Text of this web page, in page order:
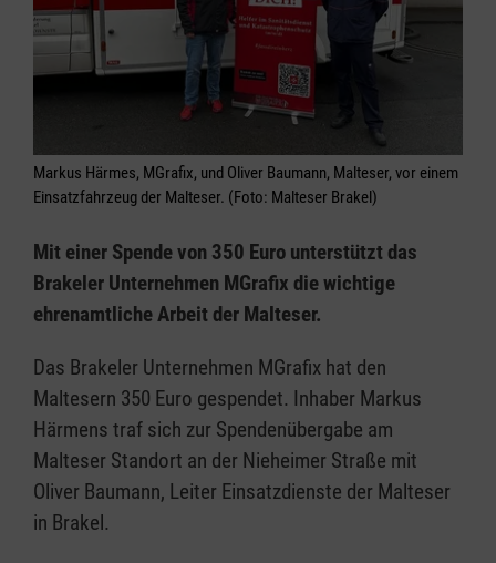
Markus Härmes, MGrafix, und Oliver Baumann, Malteser, vor einem
Einsatzfahrzeug der Malteser. (Foto: Malteser Brakel)
Mit einer Spende von 350 Euro unterstützt das
Brakeler Unternehmen MGrafix die wichtige
ehrenamtliche Arbeit der Malteser.
Das Brakeler Unternehmen MGrafix hat den
Maltesern 350 Euro gespendet. Inhaber Markus
Härmens traf sich zur Spendenübergabe am
Malteser Standort an der Nieheimer Straße mit
Oliver Baumann, Leiter Einsatzdienste der Malteser
in Brakel.